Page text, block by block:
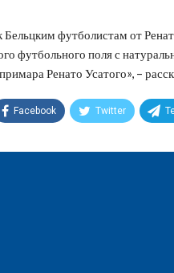
футболистам от
футбольного поля с
Ренато Усатого», –
Facebook Twitter